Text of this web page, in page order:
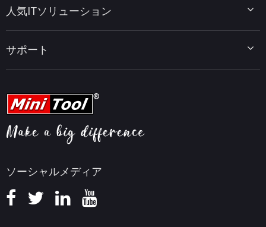
ソーシャルメディア
MiniTool PDF Editor
MiniTool MovieMaker
MiniTool uTube Downloader
データ復元ヒント
PDF編集ヒント
動画編集ヒント
ビデオ変換ヒント
画面録画ヒント
知識ベース
人気ITソリューション
MiniTool ニュースセンター
サポート
ヘルプ